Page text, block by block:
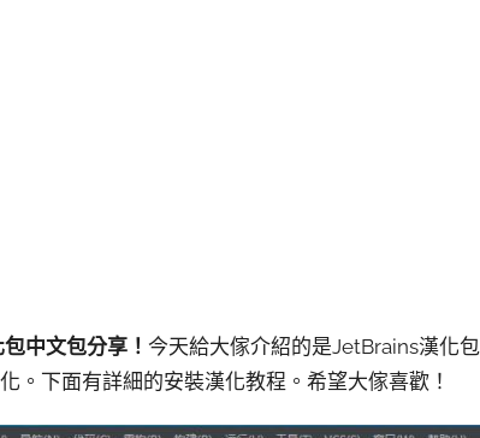
中文包分享！ 今天給大傢介紹的是JetBrains漢化
。下面有詳細的安裝漢化教程。希望大傢喜歡！